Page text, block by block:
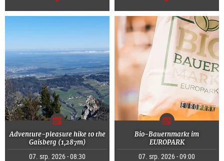
continue continue
Adventure-pleasure hike to the
Gaisberg (1,287m)
07. srp. 2026 - 08:30
Bio-Bauernmarkt im
EUROPARK
07. srp. 2026 - 09:00